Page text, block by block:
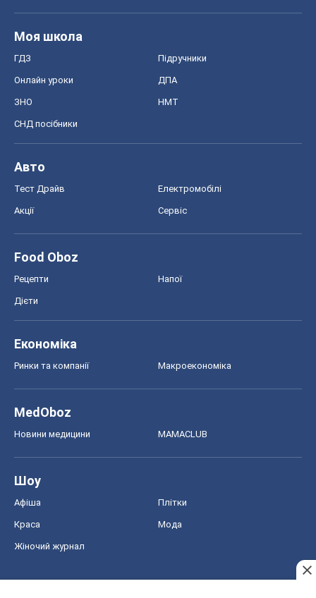
Моя школа
ГДЗ Підручники
Онлайн уроки ДПА
ЗНО НМТ
СНД посібники
Авто
Тест Драйв Електромобілі
Акції Сервіс
Food Oboz
Рецепти Напої
Дієти
Економіка
Ринки та компанії Макроекономіка
MedOboz
Новини медицини MAMACLUB
Шоу
Афіша Плітки
Краса Мода
Жіночий журнал